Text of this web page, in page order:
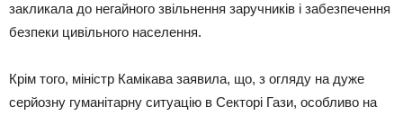
закликала до негайного звільнення заручників і забезпечення
безпеки цивільного населення.
Крім того, міністр Камікава заявила, що, з огляду на дуже
серйозну гуманітарну ситуацію в Секторі Гази, особливо на